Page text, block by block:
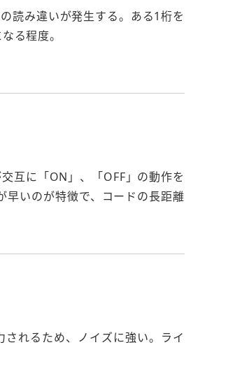
読み違いが発生する。ある1桁を
る程度。
互に「ON」、「OFF」の動作を
いのが特徴で、コードの長距離
れるため、ノイズに強い。ライ